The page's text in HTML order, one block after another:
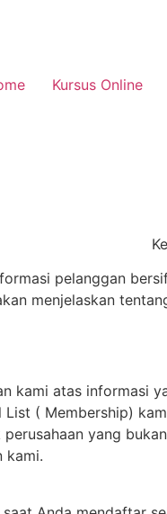
Kursus Online
pelanggan
menjelaskan
kami atas
( Membership)
yang
kami.